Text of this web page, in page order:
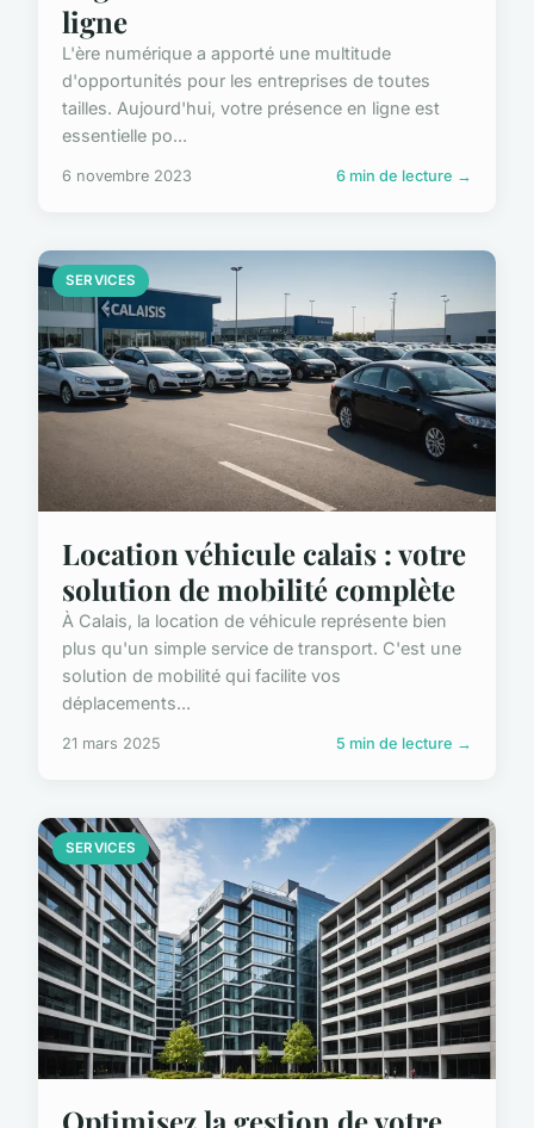
ligne
L'ère numérique a apporté une multitude
d'opportunités pour les entreprises de toutes
tailles. Aujourd'hui, votre présence en ligne est
essentielle po...
6 novembre 2023 6 min de lecture →
SERVICES
Location véhicule calais : votre
solution de mobilité complète
À Calais, la location de véhicule représente bien
plus qu'un simple service de transport. C'est une
solution de mobilité qui facilite vos
déplacements...
21 mars 2025 5 min de lecture →
SERVICES